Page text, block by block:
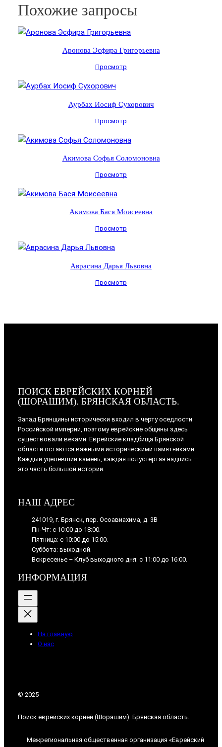
Похожие запросы
Аронова Эсфира Григорьевна
Просмотр
Аурбах Иосиф Сухорович
Просмотр
Акимова Софья Соломоновна
Просмотр
Акимова Бася Моисеевна
Просмотр
Аврасина Дарья Львовна
Просмотр
ПОИСК ЕВРЕЙСКИХ КОРНЕЙ
(ШОРАШИМ). БРЯНСКАЯ ОБЛАСТЬ.
Запад Брянщины исторически входил в черту оседлости
Российской империи, поэтому еврейские общины здесь
существовали веками. Еврейские кладбища Брянской
области остаются важными историческими памятниками.
Каждый уцелевший камень, каждая полустертая надпись —
это часть большой истории.
НАШ АДРЕС
241019, г. Брянск, пер. Осоавиахима, д. 3В
Пн-Чт: с 10:00 до 18:00.
Пятница: с 10:00 до 15:00.
Суббота: выходной.
Вскресенье – Клуб выходного дня: с 11:00 до 16:00.
ИНФОРМАЦИЯ
На главную
О нас
© 2025
Поиск еврейских корней (Шорашим). Брянская область.
Межрегиональная общественная организация «Еврейский